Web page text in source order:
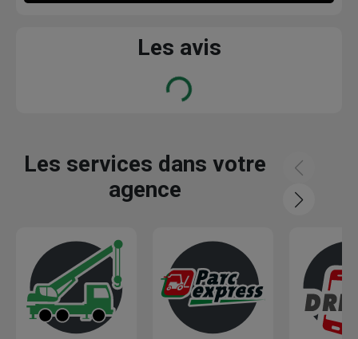
Les avis
Loading...
Les services dans votre
agence